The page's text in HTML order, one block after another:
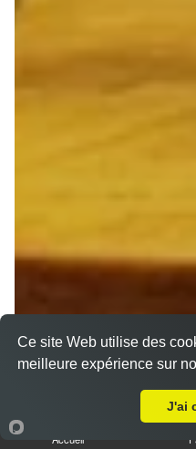
Accueil
Ce site Web utilise des
meilleure expérience sur
J'ai